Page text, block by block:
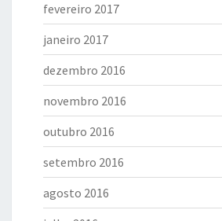
fevereiro 2017
janeiro 2017
dezembro 2016
novembro 2016
outubro 2016
setembro 2016
agosto 2016